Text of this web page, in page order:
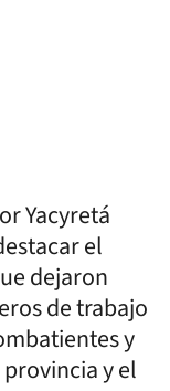
Yacyretá
el
dejaron
de trabajo
y
y el